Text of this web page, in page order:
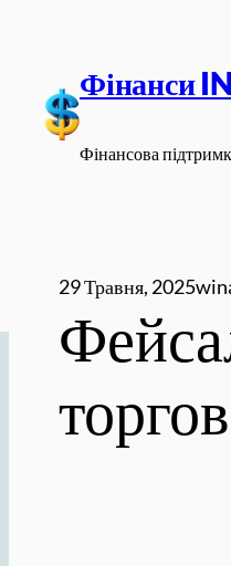
вмісту
Фінанси
Фінансова
29 Травня, 2025